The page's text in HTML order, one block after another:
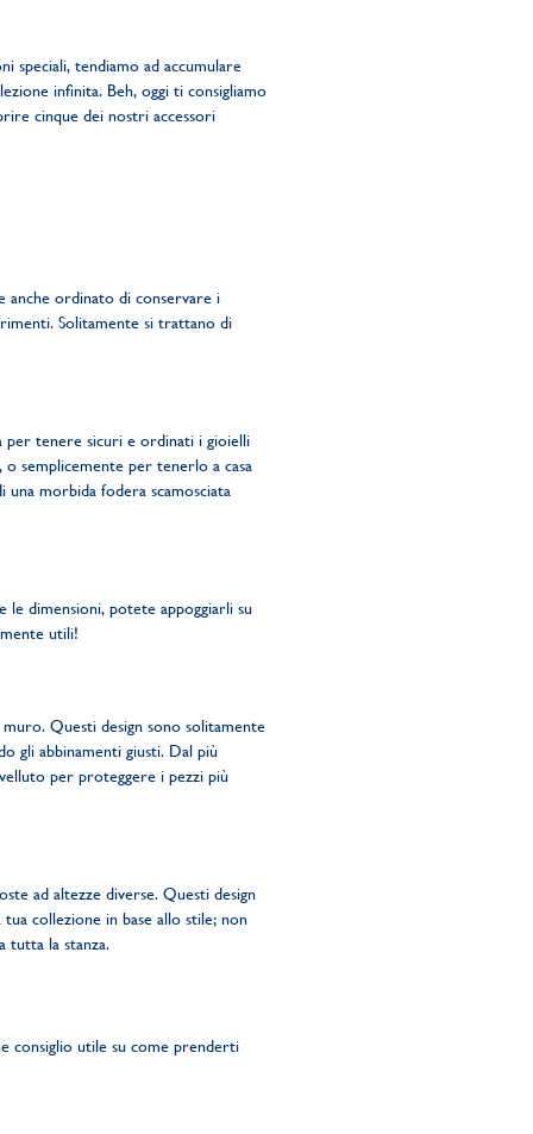
speciali, tendiamo ad accumulare
infinita. Beh, oggi ti consigliamo
cinque dei nostri accessori
anche ordinato di conservare i
Solitamente si trattano di
per tenere sicuri e ordinati i gioielli
semplicemente per tenerlo a casa
morbida fodera scamosciata
dimensioni, potete appoggiarli su
utili!
Questi design sono solitamente
gli abbinamenti giusti. Dal più
per proteggere i pezzi più
ad altezze diverse. Questi design
collezione in base allo stile; non
tutta la stanza.
consiglio utile su come prenderti